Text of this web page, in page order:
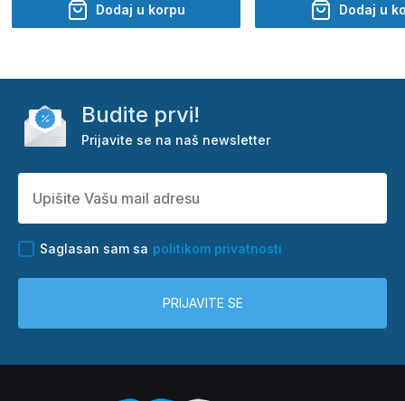
Dodaj u korpu Dodaj u
Budite prvi!
Prijavite se na naš newsletter
Saglasan sam sa politikom privatnosti
PRIJAVITE SE